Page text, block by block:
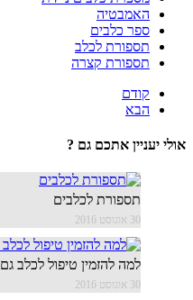
האמבטיה
ספר כלבים
תספורת לכלב
תספורת קצרה
קודם
הבא
אתכם גם ?
תספורת לכלבים
למה להזמין טיפול לכלב גם בח …